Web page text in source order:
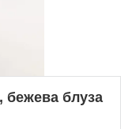
блуза